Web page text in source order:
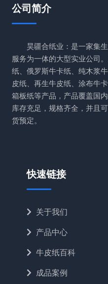
公司简介
昊疆合纸业：是一家集
服务为一体的大型实业公司
纸、俄罗斯牛卡纸、纯木浆
皮纸、再生牛皮纸、涂布牛
箱板纸等产品，产品覆盖国
库存充足，规格齐全，并且
货预定。
快速链接
关于我们
产品中心
牛皮纸百科
成品案例